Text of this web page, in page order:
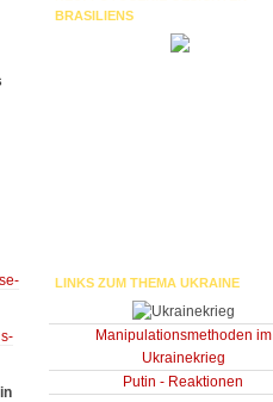
BRASILIENS
LINKS ZUM THEMA UKRAINE
Manipulationsmethoden im
Ukrainekrieg
Putin - Reaktionen